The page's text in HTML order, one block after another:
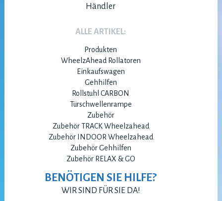
Händler
ALLE ARTIKEL:
Produkten
WheelzAhead Rollatoren
Einkaufswagen
Gehhilfen
Rollstuhl CARBON
Türschwellenrampe
Zubehör
Zubehör TRACK Wheelzahead
Zubehör INDOOR Wheelzahead
Zubehör Gehhilfen
Zubehör RELAX & GO
BENÖTIGEN SIE HILFE?
WIR SIND FÜR SIE DA!